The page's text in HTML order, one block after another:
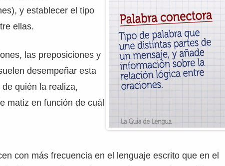
y establecer el tipo
ellas.
las preposiciones y
desempeñar esta
quién la realiza,
matiz en función de cuál
con más frecuencia en el lenguaje escrito que en el